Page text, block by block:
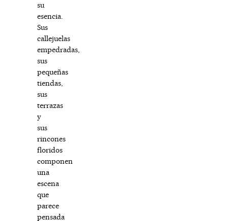
su
esencia.
Sus
callejuelas
empedradas,
sus
pequeñas
tiendas,
sus
terrazas
y
sus
rincones
floridos
componen
una
escena
que
parece
pensada